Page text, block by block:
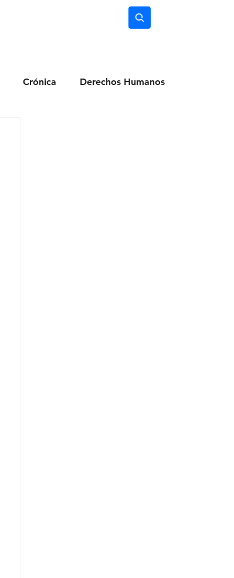
Crónica Derechos Humanos